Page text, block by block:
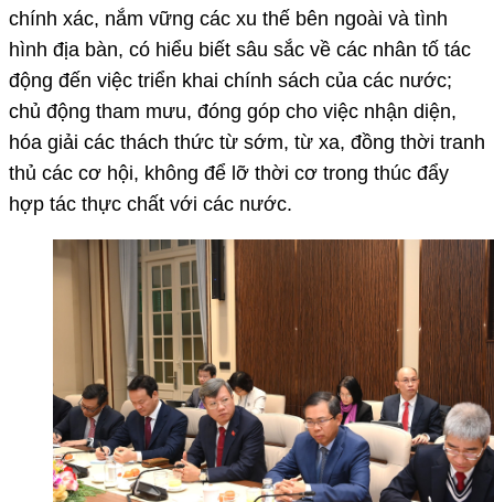
chính xác, nắm vững các xu thế bên ngoài và tình
hình địa bàn, có hiểu biết sâu sắc về các nhân tố tác
động đến việc triển khai chính sách của các nước;
chủ động tham mưu, đóng góp cho việc nhận diện,
hóa giải các thách thức từ sớm, từ xa, đồng thời tranh
thủ các cơ hội, không để lỡ thời cơ trong thúc đẩy
hợp tác thực chất với các nước.